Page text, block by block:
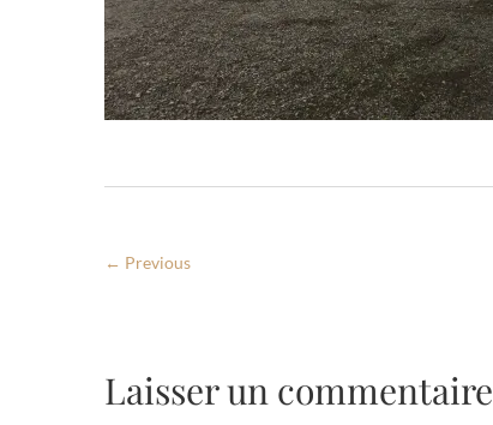
← Previous
Laisser un commentaire